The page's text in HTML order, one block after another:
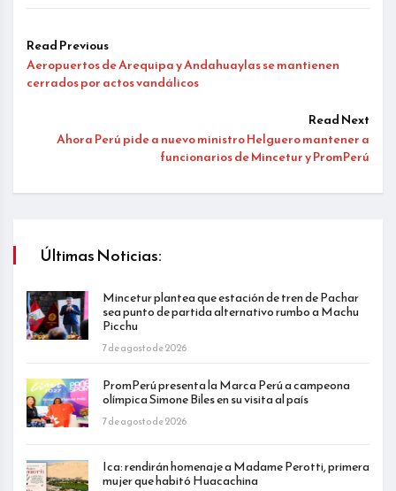
Read Previous
Aeropuertos de Arequipa y Andahuaylas se mantienen
cerrados por actos vandálicos
Read Next
Ahora Perú pide a nuevo ministro Helguero mantener a
funcionarios de Mincetur y PromPerú
Últimas Noticias:
Mincetur plantea que estación de tren de Pachar
sea punto de partida alternativo rumbo a Machu
Picchu
7 de agosto de 2026
PromPerú presenta la Marca Perú a campeona
olímpica Simone Biles en su visita al país
7 de agosto de 2026
Ica: rendirán homenaje a Madame Perotti, primera
mujer que habitó Huacachina